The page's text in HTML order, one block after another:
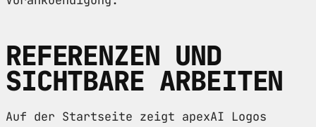
REFERENZEN UND
SICHTBARE ARBEITEN
Auf der Startseite zeigt apexAI Logos